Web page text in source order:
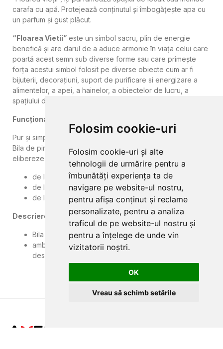
Folosim cookie-uri
Folosim cookie-uri și alte
tehnologii de urmărire pentru a
îmbunătăți experiența ta de
navigare pe website-ul nostru,
pentru afișa conținut și reclame
personalizate, pentru a analiza
traficul de pe website-ul nostru și
pentru a înțelege de unde vin
vizitatorii noștri.
OK
Vreau să schimb setările
carafa cu apă. Protejează conținutul și îmbogățește apa cu
un parfum și gust plăcut.
“Floarea Vietii” este un simbol sacru, plin de energie
benefică și are darul de a aduce armonie în viața celui care
poartă acest semn sub diverse forme sau care primește
forța acestui simbol folosit pe diverse obiecte cum ar fi
bijuterii, decorațiuni, suport de purificare si energizare a
alimentelor, a apei, a hainelor, a obiectelor de lucru, a
spațiului de locuit.
Funcționalitate:
Pur și simplu așezați bila de piatră pe carafa umplută cu apă.
Bila de pin nu trebuie să atingă apa, urmând ca ea să își
elibereze minunatul parfum în apă:
de la 30 min: gust ușor și parfumat
de la 45 min: gust mediu și parfumat
de la 60 min: gust intens și parfumat
Descrierea produsului:
Bila de pin de 70 mm, cu gravură "Floarea vieții"
ambalate cu dragoste într-o pungă, incluzând o mică
descriere/etichetă a produsului